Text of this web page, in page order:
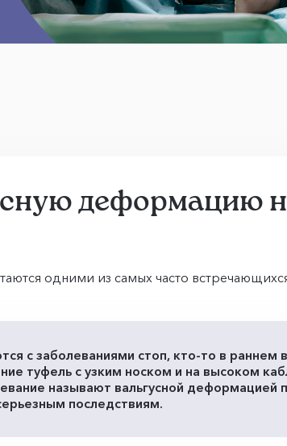
деформацию
одними из самых часто
с заболеваниями стоп, кто-то в раннем
туфель с узким носком и на высоком
называют вальгусной деформацией
последствиям.